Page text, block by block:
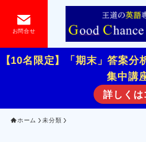
お問合せ
【10名限定】「期末」答案
集中講
詳しくは
ホーム 未分類